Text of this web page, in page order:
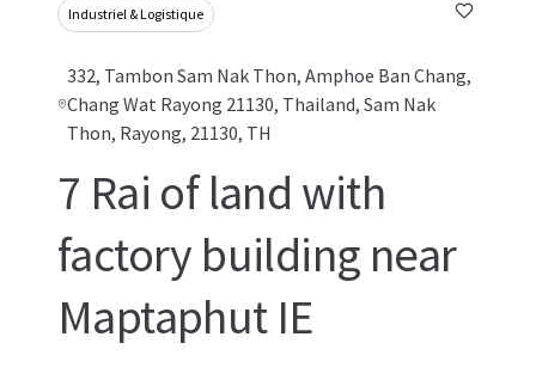
Industriel & Logistique
332, Tambon Sam Nak Thon, Amphoe Ban Chang,
Chang Wat Rayong 21130, Thailand, Sam Nak
Thon, Rayong, 21130, TH
7 Rai of land with
factory building near
Maptaphut IE